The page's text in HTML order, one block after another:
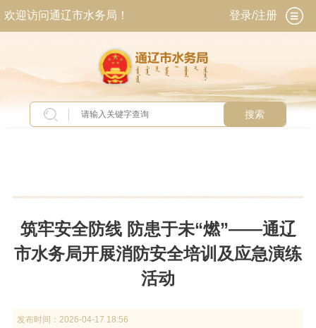
欢迎访问通辽市水务局！ 登录/注册
搜索
筑牢安全防线 防患于未“燃”——通辽
市水务局开展消防安全培训及应急演练
活动
发布时间： 2026-04-17 18:56